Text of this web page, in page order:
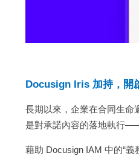
Docusign Iris 加持，開
長期以來，企業在合同生命
是對承諾內容的落地執行
藉助 Docusign IAM 中的“義